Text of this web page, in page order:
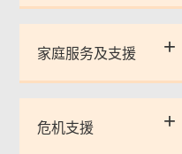
家庭服务及支援
危机支援